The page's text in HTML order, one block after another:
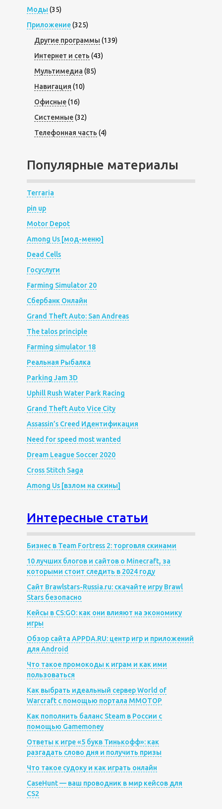
Моды (35)
Приложение(325)
Другие программы (139)
Интернет и сеть (43)
Мультимедиа (85)
Навигация (10)
Офисные(16)
Системные(32)
Телефонная часть (4)
Популярные материалы
Terraria
pin up
Motor Depot
Among Us [мод-меню]
Dead Cells
Госуслуги
Farming Simulator 20
Сбербанк Онлайн
Grand Theft Auto: San Andreas
The talos principle
Farming simulator 18
Реальная Рыбалка
Parking Jam 3D
Uphill Rush Water Park Racing
Grand Theft Auto Vice City
Assassin’s Creed Идентификация
Need for speed most wanted
Dream League Soccer 2020
Cross Stitch Saga
Among Us [взлом на скины]
Интересные статьи
Бизнес в Team Fortress 2: торговля скинами
10 лучших блогов и сайтов о Minecraft, за
которыми стоит следить в 2024 году
Сайт Brawlstars-Russia.ru: скачайте игру Brawl
Stars безопасно
Кейсы в CS:GO: как они влияют на экономику
игры
Обзор сайта APPDA.RU: центр игр и приложений
для Android
Что такое промокоды к играм и как ими
пользоваться
Как выбрать идеальный сервер World of
Warcraft с помощью портала MMOTOP
Как пополнить баланс Steam в России с
помощью Gamemoney
Ответы к игре «5 букв Тинькофф»: как
разгадать слово дня и получить призы
Что такое судоку и как играть онлайн
CaseHunt — ваш проводник в мир кейсов для
CS2